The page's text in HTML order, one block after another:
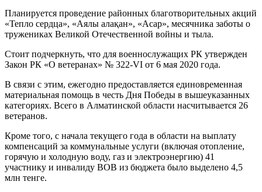
Планируется проведение районных благотворительных акций
«Тепло сердца», «Аялы алақан», «Асар», месячника заботы о
тружениках Великой Отечественной войны и тыла.
Стоит подчеркнуть, что для военнослужащих РК утвержден
Закон РК «О ветеранах» № 322-VI от 6 мая 2020 года.
В связи с этим, ежегодно предоставляется единовременная
материальная помощь в честь Дня Победы в вышеуказанных
категориях. Всего в Алматинской области насчитывается 26
ветеранов.
Кроме того, с начала текущего года в области на выплату
компенсаций за коммунальные услуги (включая отопление,
горячую и холодную воду, газ и электроэнергию) 41
участнику и инвалиду ВОВ из бюджета было выделено 4,5
млн тенге.